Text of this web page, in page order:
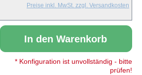
Preise inkl. MwSt. zzgl. Versandkosten
Gib den gewünschten
In den Warenkorb
* Konfiguration ist unvollständig - bitte
prüfen!